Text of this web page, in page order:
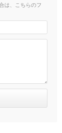
は、こちらのフ